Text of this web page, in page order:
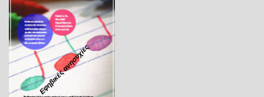
Εφηβικές ανησυχίες